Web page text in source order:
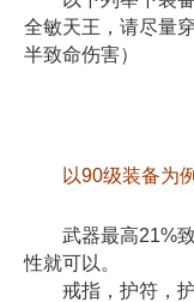
全敏天王，请尽量
半致命伤害）
以90级装备为
武器最高21%致
性就可以。
戒指，护符，护